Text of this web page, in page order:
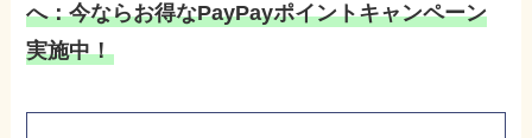
へ：今ならお得なPayPayポイントキャンペーン
実施中！